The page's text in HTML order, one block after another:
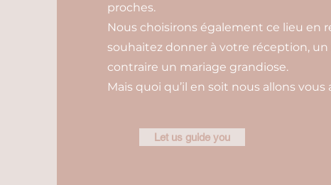
proches.
Nous choisirons également ce lieu en
souhaitez donner à votre réception,
contraire un mariage grandiose.
Mais quoi qu’il en soit nous allons
Let us guide you